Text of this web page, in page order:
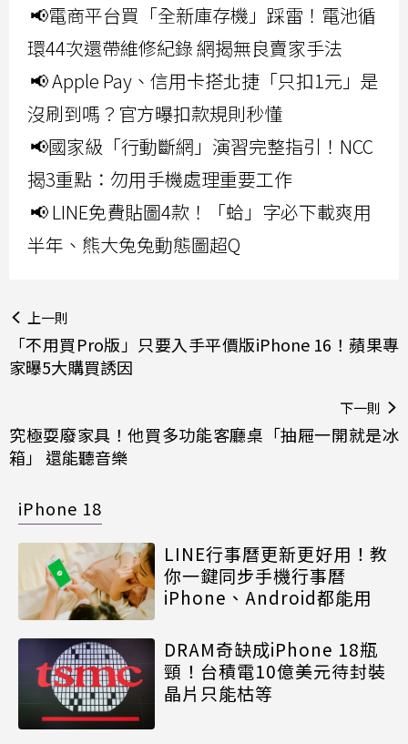
📢電商平台買「全新庫存機」踩雷！電池循
環44次還帶維修紀錄 網揭無良賣家手法
📢 Apple Pay、信用卡搭北捷「只扣1元」是
沒刷到嗎？官方曝扣款規則秒懂
📢國家級「行動斷網」演習完整指引！NCC
揭3重點：勿用手機處理重要工作
📢 LINE免費貼圖4款！「蛤」字必下載爽用
半年、熊大兔兔動態圖超Q
上一則
「不用買Pro版」只要入手平價版iPhone 16！蘋果專
家曝5大購買誘因
下一則
究極耍廢家具！他買多功能客廳桌「抽屜一開就是冰
箱」 還能聽音樂
iPhone 18
LINE行事曆更新更好用！教
你一鍵同步手機行事曆
iPhone、Android都能用
DRAM奇缺成iPhone 18瓶
頸！台積電10億美元待封裝
晶片只能枯等